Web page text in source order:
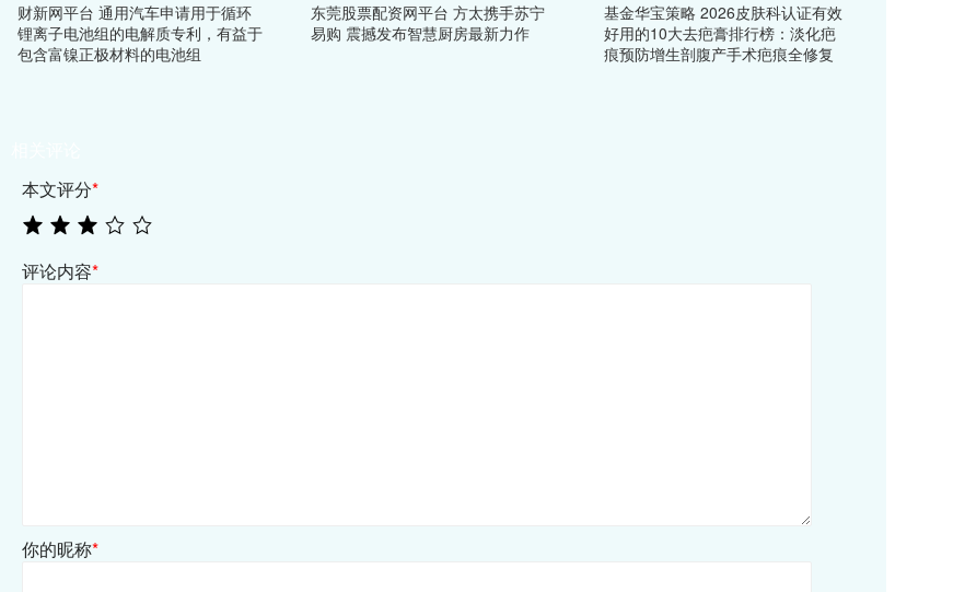
财新网平台 通用汽车申请用于循环
锂离子电池组的电解质专利，有益于
包含富镍正极材料的电池组
东莞股票配资网平台 方太携手苏宁
易购 震撼发布智慧厨房最新力作
基金华宝策略 2026皮肤科认证有效
好用的10大去疤膏排行榜：淡化疤
痕预防增生剖腹产手术疤痕全修复
本文评分*
评论内容*
你的昵称*